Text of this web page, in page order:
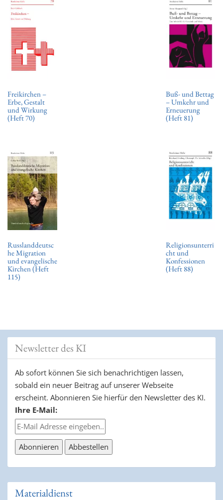
Freikirchen –
Erbe, Gestalt
und Wirkung
(Heft 70)
Buß- und Bettag
– Umkehr und
Erneuerung
(Heft 81)
Russlanddeutsc
he Migration
und evangelische
Kirchen (Heft
115)
Religionsunterri
cht und
Konfessionen
(Heft 88)
Newsletter des KI
Ab sofort können Sie sich benachrichtigen lassen,
sobald ein neuer Beitrag auf unserer Webseite
erscheint. Abonnieren Sie hierfür den Newsletter des KI.
Ihre E-Mail:
Materialdienst